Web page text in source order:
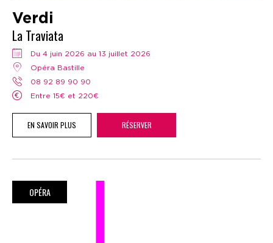
Verdi
La Traviata
Du 4 juin 2026 au 13 juillet 2026
Opéra Bastille
08 92 89 90 90
Entre 15€ et 220€
EN SAVOIR PLUS RÉSERVER
OPÉRA